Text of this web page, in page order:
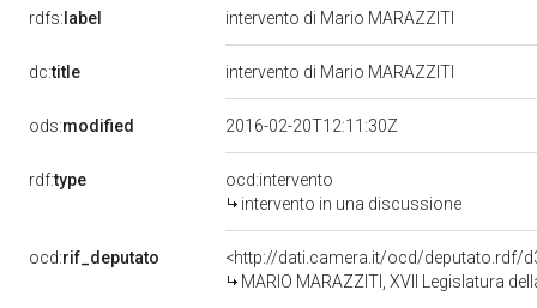
rdfs: label intervento di Mario MARAZZITI
dc:title intervento di Mario MARAZZITI
ods:modified 2016-02-20T12:11:30Z
rdf:type
ocd:intervento
intervento in una discussione
ocd:rif_deputato
<http://dati.camera.it/ocd/deputato.rdf/
MARIO MARAZZITI, XVII Legislatura